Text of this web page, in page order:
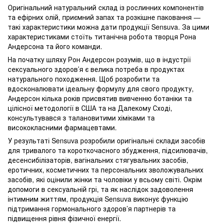
Оригінальний натуральний склад із рослинних компонентів
та ефірних олій, приємний запах та розкішне паковання —
такі характеристики можна дати продукції Sensuva. За цими
характеристиками стоїть титанічна робота творця Рона
Андерсона та його команди.
На початку шляху Рон Андерсон розумів, що в індустрії
сексуального здоров’я є велика потреба в продуктах
натурального походження. Щоб розробити та
вдосконалювати ідеальну формулу для свого продукту,
Андерсон кілька років присвятив вивченню ботаніки та
цілісної методології в США та на Далекому Сході,
консультувався з талановитими хіміками та
висококласними фармацевтами.
У результаті Sensuva розробили оригінальні склади засобів
для тривалого та короткочасного збудження, підсилювачів,
десенсибілізаторів, вагінальних стягувальних засобів,
еротичних, косметичних та персональних зволожувальних
засобів, які оцінили жінки та чоловіки у всьому світі. Окрім
допомоги в сексуальній грі, та як наслідок задоволення
інтимним життям, продукція Sensuva виконує функцію
підтримання гормонального здоров’я партнерів та
підвищення рівня фізичної енергії.